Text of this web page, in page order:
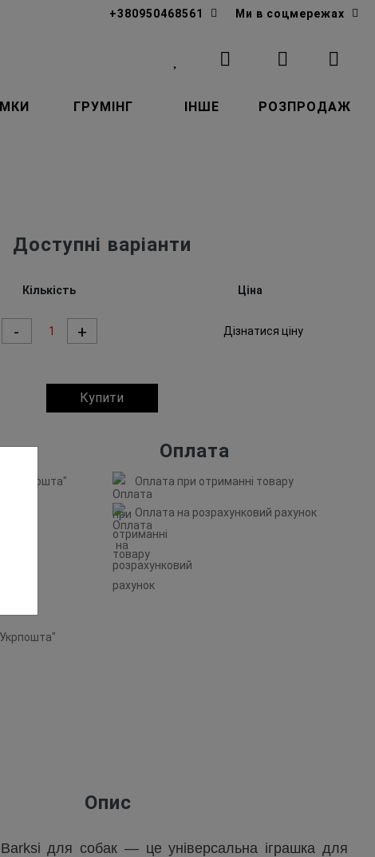
Ми в соцмережах
+380950468561
ГРУМІНГ ІНШЕ РОЗПРОДАЖ
Доступні варіанти
Кількість Ціна
- + Дізнатися ціну
Купити
Пошта"
Оплата
Оплата при отриманні товару
Оплата на розрахунковий рахунок
Опис
Barksi для собак — це універсальна іграшка для